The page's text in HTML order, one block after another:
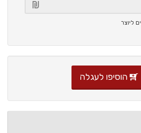
הוסיפו לעגלה